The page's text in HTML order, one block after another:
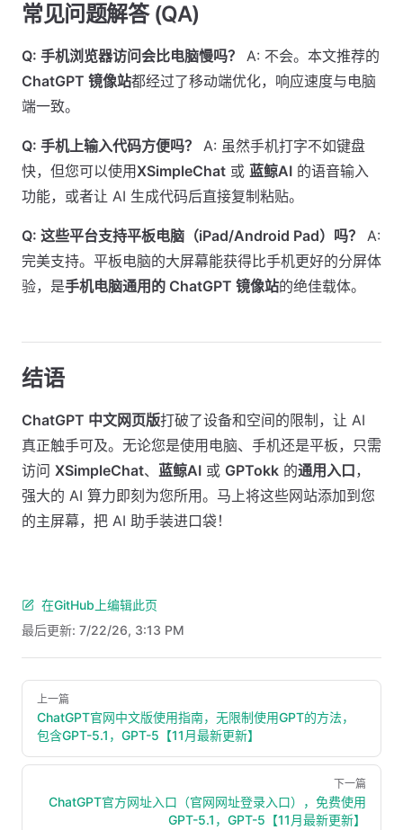
常见问题解答 (QA)
Q: 手机浏览器访问会比电脑慢吗？
A: 不会。本文推荐的
ChatGPT 镜像站都经过了移动端优化，响应速度与电脑
端一致。
Q: 手机上输入代码方便吗？
A: 虽然手机打字不如键盘
快，但您可以使用XSimpleChat 或 蓝鲸AI 的语音输入
功能，或者让 AI 生成代码后直接复制粘贴。
Q: 这些平台支持平板电脑（iPad/Android Pad）吗？
A:
完美支持。平板电脑的大屏幕能获得比手机更好的分屏体
验，是手机电脑通用的 ChatGPT 镜像站的绝佳载体。
结语
ChatGPT 中文网页版打破了设备和空间的限制，让 AI
真正触手可及。无论您是使用电脑、手机还是平板，只需
访问 XSimpleChat、 蓝鲸AI 或 GPTokk 的通用入口，
强大的 AI 算力即刻为您所用。马上将这些网站添加到您
的主屏幕，把 AI 助手装进口袋！
在GitHub上编辑此页
最后更新: 7/22/26, 3:13 PM
Pager
上一篇
ChatGPT官网中文版使用指南，无限制使用GPT的方法，
包含GPT-5.1，GPT-5【11月最新更新】
下一篇
ChatGPT官方网址入口（官网网址登录入口），免费使用
GPT-5.1，GPT-5【11月最新更新】